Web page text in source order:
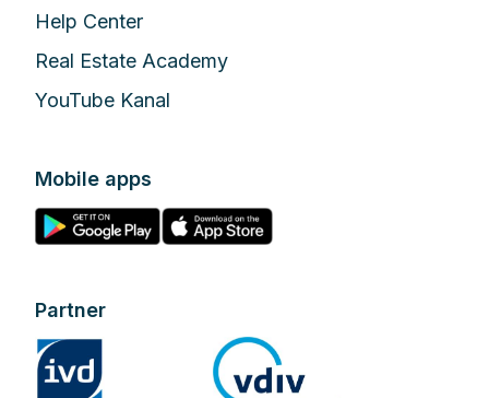
Help Center
Real Estate Academy
YouTube Kanal
Mobile apps
Partner